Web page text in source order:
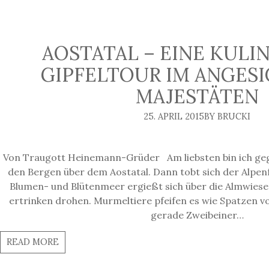
AOSTATAL – EINE
GIPFELTOUR IM
MAJESTÄTEN
25. APRIL 2015BY BRUCKI
Von Traugott Heinemann-Grüder Am liebsten bin ich
den Bergen über dem Aostatal. Dann tobt sich der
Blumen- und Blütenmeer ergießt sich über die
ertrinken drohen. Murmeltiere pfeifen es wie Spatzen
gerade Zweibeiner…
READ MORE